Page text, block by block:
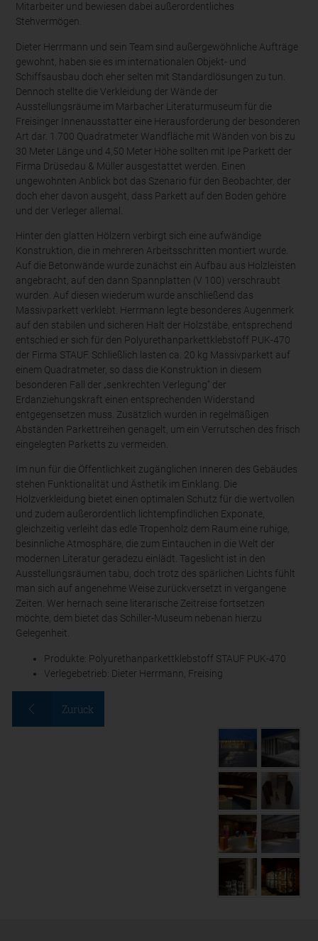
Mitarbeiter und bewiesen dabei außerordentliches
Stehvermögen.
Dieter Herrmann und sein Team sind außergewöhnliche Aufträge
gewohnt, haben sie es im internationalen Objekt- und
Schiffsausbau doch eher selten mit Standardlösungen zu tun.
Dennoch stellte die Verkleidung der Wände der
Ausstellungsräume im Marbacher Literaturmuseum für die
Freisinger Innenausstatter eine Herausforderung der besonderen
Art dar. 1.700 Quadratmeter Wandfläche mit Wänden von bis zu
30 Meter Länge und 4,50 Meter Höhe sollten mit Ipe Parkett der
Firma Drüsedau & Müller ausgestattet werden. Einen
ungewohnten Anblick bot das Szenario für den Beobachter, der
doch eher davon ausgeht, dass Parkett auf den Boden gehöre
und der Verleger allemal.
Hinter den glatten Hölzern verbirgt sich eine aufwändige
Konstruktion, die in mehreren Arbeitsschritten montiert wurde.
Auf die Betonwände wurde zunächst ein Aufbau aus Holzleisten
angebracht, auf den dann Spannplatten (V 100) verschraubt
wurden. Auf diesen wiederum wurde anschließend das
Massivparkett verklebt. Herrmann legte besonderes Augenmerk
auf den stabilen und sicheren Halt der Holzstäbe, entsprechend
entschied er sich für den Polyurethanparkettklebstoff PUK-470
der Firma STAUF. Schließlich lasten ca. 20 kg Massivparkett auf
einem Quadratmeter, so dass die Konstruktion in diesem
besonderen Fall der „senkrechten Verlegung“ der
Erdanziehungskraft einen entsprechenden Widerstand
entgegensetzen muss. Zusätzlich wurden in regelmäßigen
Abständen Parkettreihen genagelt, um ein Verrutschen des frisch
eingelegten Parketts zu vermeiden.
Im nun für die Öffentlichkeit zugänglichen Inneren des Gebäudes
stehen Funktionalität und Ästhetik im Einklang. Die
Holzverkleidung bietet einen optimalen Schutz für die wertvollen
und zudem außerordentlich lichtempfindlichen Exponate,
gleichzeitig verleiht das edle Tropenholz dem Raum eine ruhige,
besinnliche Atmosphäre, die zum Eintauchen in die Welt der
modernen Literatur geradezu einlädt. Tageslicht ist in den
Ausstellungsräumen tabu, doch trotz des spärlichen Lichts fühlt
man sich auf angenehme Weise zurückversetzt in vergangene
Zeiten. Wer hernach seine literarische Zeitreise fortsetzen
möchte, dem bietet das Schiller-Museum nebenan hierzu
Gelegenheit.
Produkte: Polyurethanparkettklebstoff STAUF PUK-470
Verlegebetrieb: Dieter Herrmann, Freising
Zurück